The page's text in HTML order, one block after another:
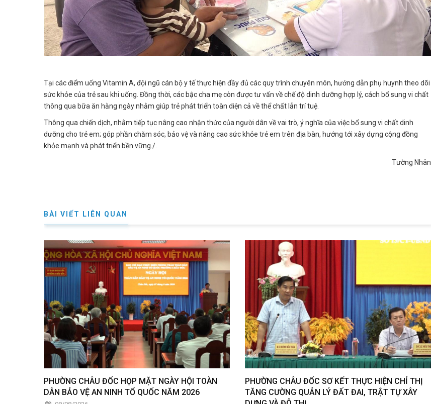
Tại các điểm uống Vitamin A, đội ngũ cán bộ y tế thực hiện đầy đủ các quy trình chuyên môn, hướng dẫn phụ huynh theo dõi
sức khỏe của trẻ sau khi uống. Đồng thời, các bậc cha mẹ còn được tư vấn về chế độ dinh dưỡng hợp lý, cách bổ sung vi chất
thông qua bữa ăn hằng ngày nhằm giúp trẻ phát triển toàn diện cả về thể chất lẫn trí tuệ.
Thông qua chiến dịch, nhằm tiếp tục nâng cao nhận thức của người dân về vai trò, ý nghĩa của việc bổ sung vi chất dinh
dưỡng cho trẻ em; góp phần chăm sóc, bảo vệ và nâng cao sức khỏe trẻ em trên địa bàn, hướng tới xây dựng cộng đồng
khỏe mạnh và phát triển bền vững./.
Tường Nhân
BÀI VIẾT LIÊN QUAN
PHƯỜNG CHÂU ĐỐC HỌP MẶT NGÀY HỘI TOÀN
DÂN BẢO VỆ AN NINH TỔ QUỐC NĂM 2026
PHƯỜNG CHÂU ĐỐC SƠ KẾT THỰC HIỆN CHỈ THỊ
TĂNG CƯỜNG QUẢN LÝ ĐẤT ĐAI, TRẬT TỰ XÂY